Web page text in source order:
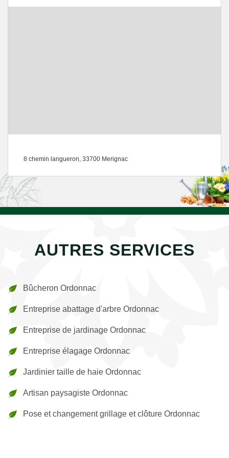
8 chemin langueron, 33700 Merignac
AUTRES SERVICES
Bûcheron Ordonnac
Entreprise abattage d'arbre Ordonnac
Entreprise de jardinage Ordonnac
Entreprise élagage Ordonnac
Jardinier taille de haie Ordonnac
Artisan paysagiste Ordonnac
Pose et changement grillage et clôture Ordonnac